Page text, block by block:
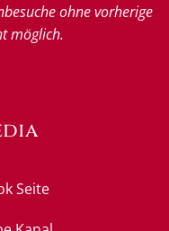
ohne vorherige
möglich.
Seite